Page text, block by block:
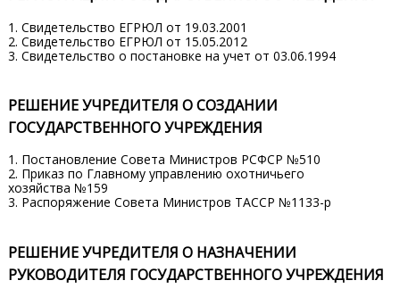
1. Свидетельство ЕГРЮЛ от 19.03.2001
2. Свидетельство ЕГРЮЛ от 15.05.2012
3. Свидетельство о постановке на учет от 03.06.1994
РЕШЕНИЕ УЧРЕДИТЕЛЯ О СОЗДАНИИ
ГОСУДАРСТВЕННОГО УЧРЕЖДЕНИЯ
1. Постановление Совета Министров РСФСР №510
2. Приказ по Главному управлению охотничьего
хозяйства №159
3. Распоряжение Совета Министров ТАССР №1133-р
РЕШЕНИЕ УЧРЕДИТЕЛЯ О НАЗНАЧЕНИИ
РУКОВОДИТЕЛЯ ГОСУДАРСТВЕННОГО УЧРЕЖДЕНИЯ